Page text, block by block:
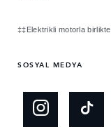
‡‡Elektrikli motorla birlikte.
SOSYAL MEDYA